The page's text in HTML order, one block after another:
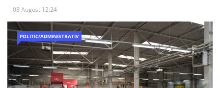
08 August 12:24
POLITIC/ADMINISTRATIV